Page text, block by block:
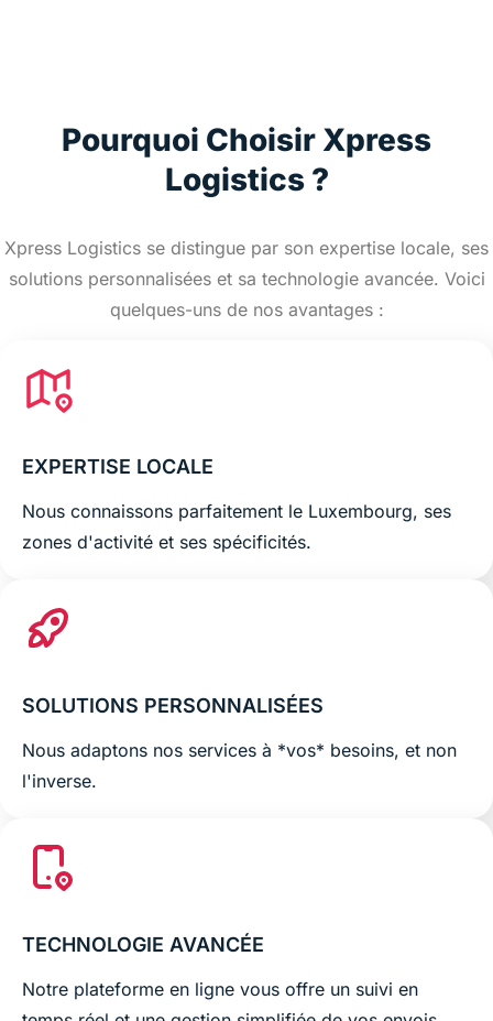
Pourquoi Choisir Xpress
Logistics ?
Xpress Logistics se distingue par son expertise locale, ses
solutions personnalisées et sa technologie avancée. Voici
quelques-uns de nos avantages :
EXPERTISE LOCALE
Nous connaissons parfaitement le Luxembourg, ses
zones d'activité et ses spécificités.
SOLUTIONS PERSONNALISÉES
Nous adaptons nos services à *vos* besoins, et non
l'inverse.
TECHNOLOGIE AVANCÉE
Notre plateforme en ligne vous offre un suivi en